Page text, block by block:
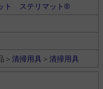
ト ステリマット®
＞ 清掃用具＞ 清掃用具